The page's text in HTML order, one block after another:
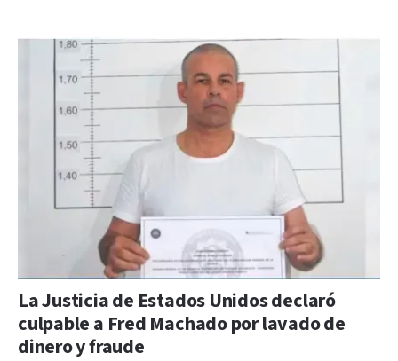
La Justicia de Estados Unidos declaró
culpable a Fred Machado por lavado de
dinero y fraude